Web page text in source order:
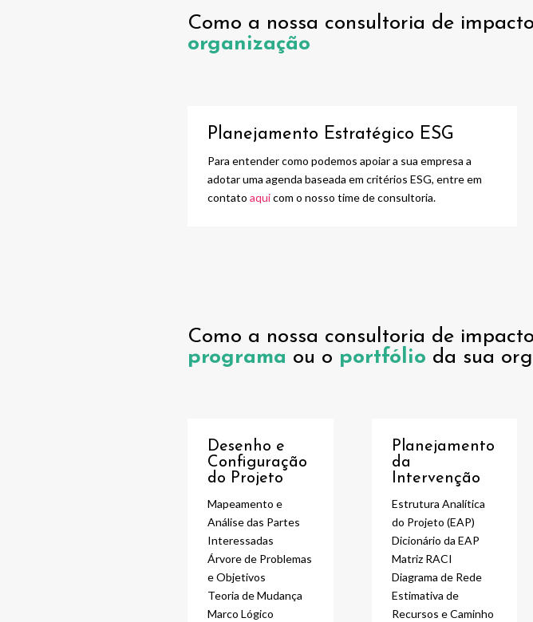
Como a nossa consultoria de
organização
Planejamento Estratégico ESG
Para entender como podemos apoiar a sua empresa a
adotar uma agenda baseada em critérios ESG, entre em
contatoaquicom o nosso time de consultoria.
Como a nossa consultoria de
programa ou o portfólio da sua
Desenho e
Configuração
do Projeto
Mapeamento e
Análise das Partes
Interessadas
Árvore de Problemas
e Objetivos
Teoria de Mudança
Marco Lógico
Planejamento
da
Intervenção
Estrutura Analítica
do Projeto (EAP)
Dicionário da EAP
Matriz RACI
Diagrama de Rede
Estimativa de
Recursos e Caminho